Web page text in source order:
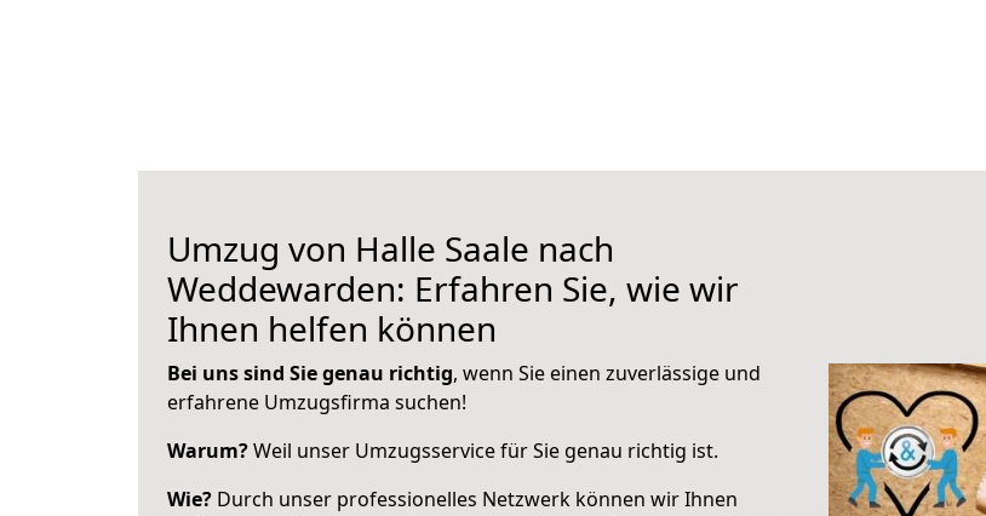
Umzug von Halle Saale nach
Weddewarden: Erfahren Sie, wie wir
Ihnen helfen können
Bei uns sind Sie genau richtig, wenn Sie einen zuverlässige und
erfahrene Umzugsfirma suchen!
Warum?Weil unser Umzugsservice für Sie genau richtig ist.
Wie? Durch unser professionelles Netzwerk können wir Ihnen